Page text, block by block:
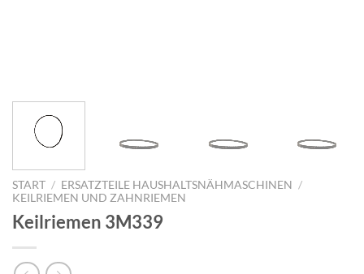
START / ERSATZTEILE HAUSHALTSNÄHMASCHINEN /
KEILRIEMEN UND ZAHNRIEMEN
Keilriemen 3M339